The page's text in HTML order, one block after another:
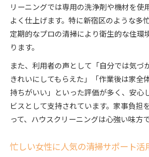
リーニングでは専用の洗浄剤や機材を使
よく仕上げます。特に新宿区のような多
定期的なプロの清掃により衛生的な住環
ります。
また、利用者の声として「自分では気づ
きれいにしてもらえた」「作業後は家全
持ちがいい」といった評価が多く、安心
ビスとして支持されています。家事負担
って、ハウスクリーニングは心強い味方で
忙しい女性に人気の清掃サポート活